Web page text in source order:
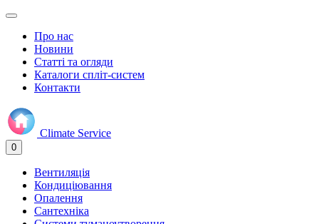
Про нас
Новини
Статті та огляди
Каталоги спліт-систем
Контакти
Climate Service
0
Вентиляція
Кондиціювання
Опалення
Сантехніка